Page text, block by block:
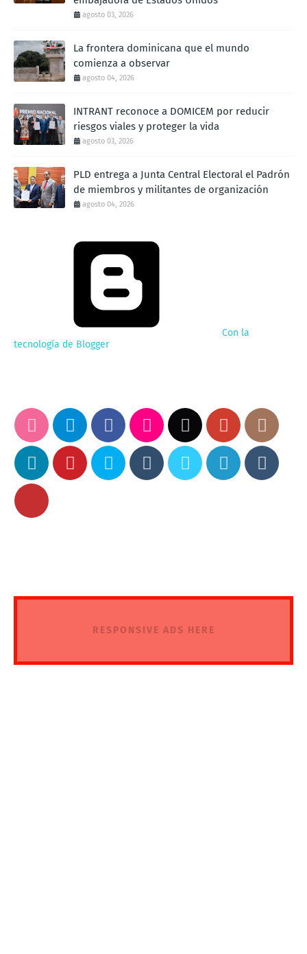
agosto 03, 2026
La frontera dominicana que el mundo
comienza a observar
agosto 04, 2026
INTRANT reconoce a DOMICEM por reducir
riesgos viales y proteger la vida
agosto 03, 2026
PLD entrega a Junta Central Electoral el Padrón
de miembros y militantes de organización
agosto 04, 2026
Con la
tecnología de Blogger
RESPONSIVE ADS HERE